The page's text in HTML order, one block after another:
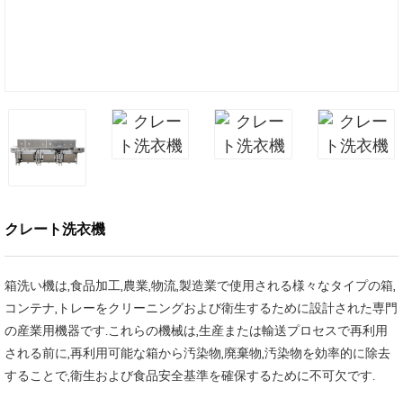
クレート洗衣機
箱洗い機は,食品加工,農業,物流,製造業で使用される様々なタイプの箱,
コンテナ,トレーをクリーニングおよび衛生するために設計された専門
の産業用機器です.これらの機械は,生産または輸送プロセスで再利用
される前に,再利用可能な箱から汚染物,廃棄物,汚染物を効率的に除去
することで,衛生および食品安全基準を確保するために不可欠です.